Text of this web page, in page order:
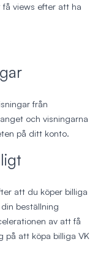
views efter att ha
från
och visningarna
på ditt konto.
att du köper billiga
beställning
av att få
på att köpa billiga VK